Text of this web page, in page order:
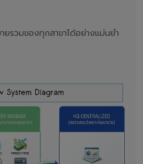
ยรวมของทุกสาขาได้อย่างแม่นยำ